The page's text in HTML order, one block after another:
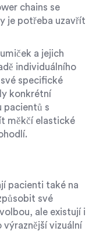
chains se
je potřeba uzavřít
a jejich
individuálního
specifické
konkrétní
pacientů s
měkčí elastické
pacienti také na
své
ale existují i
vizuální